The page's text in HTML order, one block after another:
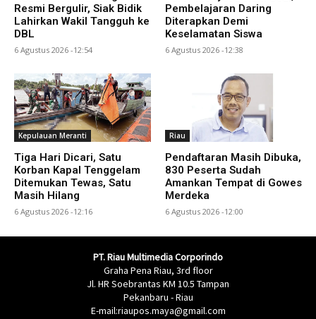
Resmi Bergulir, Siak Bidik
Lahirkan Wakil Tangguh ke
DBL
6 Agustus 2026 -12:54
Pembelajaran Daring
Diterapkan Demi
Keselamatan Siswa
6 Agustus 2026 -12:38
Kepulauan Meranti
Tiga Hari Dicari, Satu
Korban Kapal Tenggelam
Ditemukan Tewas, Satu
Masih Hilang
6 Agustus 2026 -12:16
Riau
Pendaftaran Masih Dibuka,
830 Peserta Sudah
Amankan Tempat di Gowes
Merdeka
6 Agustus 2026 -12:00
PT. Riau Multimedia Corporindo
Graha Pena Riau, 3rd floor
Jl. HR Soebrantas KM 10.5 Tampan
Pekanbaru - Riau
E-mail:riaupos.maya@gmail.com